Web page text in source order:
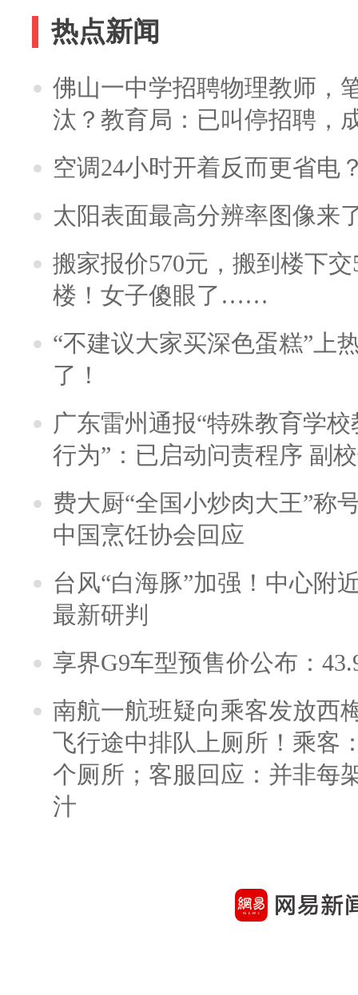
热点新闻
佛山一中学招聘物理教师，
汰？教育局：已叫停招聘，
空调24小时开着反而更省电
太阳表面最高分辨率图像来
搬家报价570元，搬到楼下
楼！女子傻眼了……
“不建议大家买深色蛋糕”上
了！
广东雷州通报“特殊教育学
行为”：已启动问责程序 副
费大厨“全国小炒肉大王”称
中国烹饪协会回应
台风“白海豚”加强！中心附
最新研判
享界G9车型预售价公布：
南航一航班疑向乘客发放西
飞行途中排队上厕所！乘客
个厕所；客服回应：并非每
汁